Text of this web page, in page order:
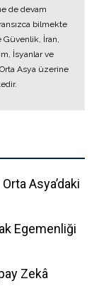
de devam
bilmekte
Güvenlik, İran,
İsyanlar ve
Asya üzerine
Asya’daki
Egemenliği
Zekâ